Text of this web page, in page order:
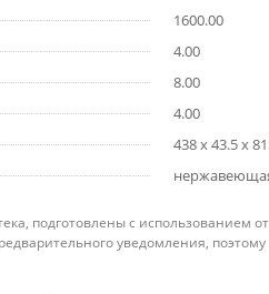
1600.00
4.00
8.00
4.00
438 x 43.5 x
подготовлены с
уведомления,